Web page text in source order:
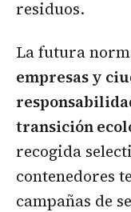
residuos.
La futura
empresas y
transición
recogida
contenedores
campañas de